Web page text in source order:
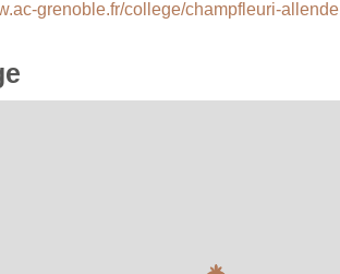
grenoble.fr/college/champfleuri-